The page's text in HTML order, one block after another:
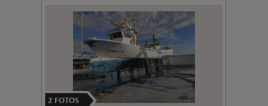
2 FOTOS